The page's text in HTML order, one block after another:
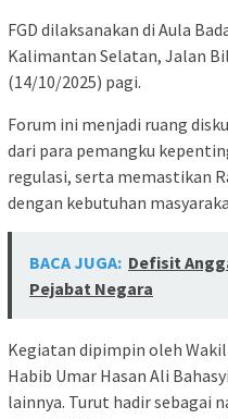
FGD dilaksanakan di Aula
Kalimantan Selatan, Jalan
(14/10/2025) pagi.
Forum ini menjadi ruang
dari para pemangku
regulasi, serta memastikan
dengan kebutuhan
BACA JUGA: Defisit
Pejabat Negara
Kegiatan dipimpin oleh Wakil
Habib Umar Hasan Ali
lainnya. Turut hadir sebagai